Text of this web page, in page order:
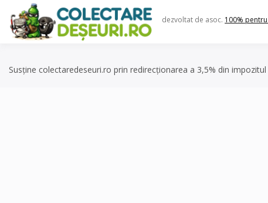
content
dezvoltat de asoc. 100%
Susține colectaredeseuri.ro prin redirecționarea a 3,5% din